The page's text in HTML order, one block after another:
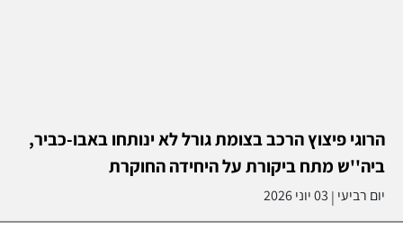
הרוגי פיצוץ הרכב בצומת גורל לא ינותחו באבו-כביר,
ביה''ש מתח ביקורת על היחידה החוקרת
יום רביעי | 03 יוני 2026